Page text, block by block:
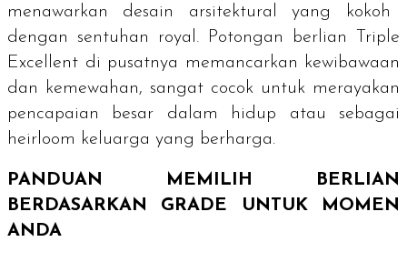
menawarkan desain arsitektural yang kokoh
dengan sentuhan royal . Potongan berlian
Triple
Excellent di pusatnya memancarkan kewibawaan
dan kemewahan, sangat cocok untuk merayakan
pencapaian besar dalam hidup atau sebagai
heirloom keluarga yang berharga.
PANDUAN MEMILIH BERLIAN
BERDASARKAN GRADE
UNTUK MOMEN
ANDA